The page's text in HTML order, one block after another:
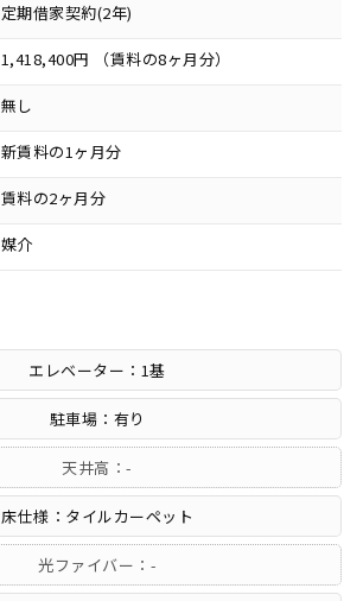
定期借家契約(2年)
1,418,400円 （賃料の8ヶ月分）
無し
新賃料の1ヶ月分
賃料の2ヶ月分
媒介
エレベーター：1基
駐車場：有り
天井高：-
床仕様：タイルカーペット
光ファイバー：-